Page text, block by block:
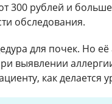
300 рублей и
обследования.
для почек. Но
выявлении
как делается